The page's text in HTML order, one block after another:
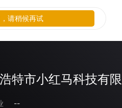
特市小红马科技有
--
请稍候再试